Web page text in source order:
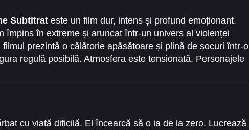
Subtitrat este un film dur, intens și profund emoționant.
împins în extreme și aruncat într-un univers al violenței
filmul prezintă o călătorie apăsătoare și plină de șocuri într-o
regulă posibilă. Atmosfera este tensionată. Personajele
cu viață dificilă. El încearcă să o ia de la zero. Lucrează